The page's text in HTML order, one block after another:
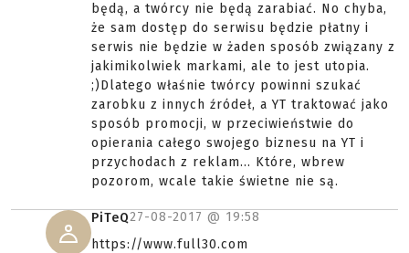
będą, a twórcy nie będą zarabiać. No chyba,
że sam dostęp do serwisu będzie płatny i
serwis nie będzie w żaden sposób związany z
jakimikolwiek markami, ale to jest utopia.
;)Dlatego właśnie twórcy powinni szukać
zarobku z innych źródeł, a YT traktować jako
sposób promocji, w przeciwieństwie do
opierania całego swojego biznesu na YT i
przychodach z reklam... Które, wbrew
pozorom, wcale takie świetne nie są.
PiTeQ27-08-2017 @ 19:58
https://www.full30.com